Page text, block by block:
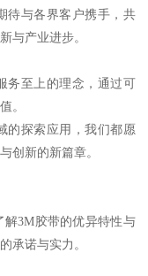
待与各界客户携手，共
与产业进步。
务至上的理念，通过可
。
的探索应用，我们都愿
创新的新篇章。
3M胶带的优异特性与
承诺与实力。